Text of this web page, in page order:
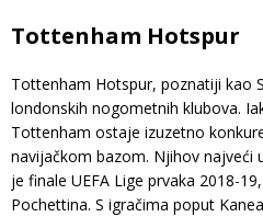
Tottenham Hotspur
Tottenham Hotspur, poznatiji kao
londonskih nogometnih klubova.
Tottenham ostaje izuzetno
navijačkom bazom. Njihov najveći
je finale UEFA Lige prvaka 2018-
Pochettina. S igračima poput